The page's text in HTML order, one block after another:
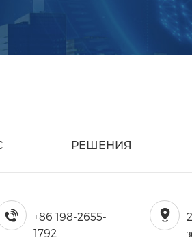
РЕШЕНИЯ
+86 198-2655-
1792